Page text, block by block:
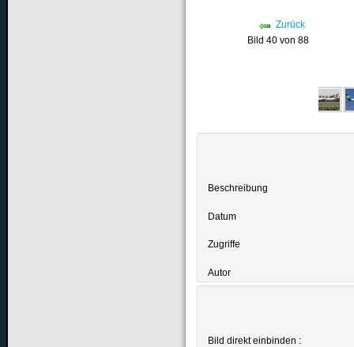
Zurück
Bild 40 von 88
Beschreibung
Datum
Zugriffe
Autor
Bild direkt einbinden :